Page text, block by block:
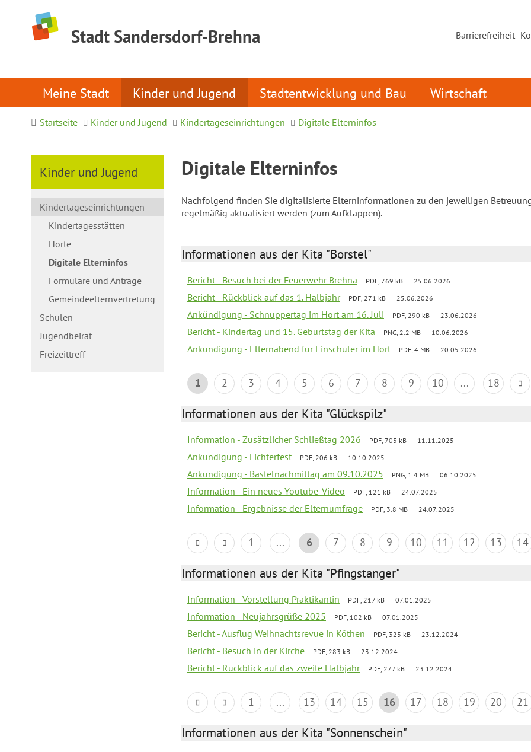
Stadt Sandersdorf-Brehna Barrierefreiheit
Meine Stadt Kinder und Jugend Stadtentwicklung und Bau Wirtschaft
Startseite Kinder und Jugend Kindertageseinrichtungen Digitale Elterninfos
Kinder und Jugend
Kindertageseinrichtungen
Kindertagesstätten
Horte
Digitale Elterninfos
Formulare und Anträge
Gemeindeelternvertretung
Schulen
Jugendbeirat
Freizeittreff
Digitale Elterninfos
Nachfolgend finden Sie digitalisierte Elterninformationen zu den jeweiligen
regelmäßig aktualisiert werden (zum Aufklappen).
Informationen aus der Kita "Borstel"
Bericht - Besuch bei der Feuerwehr Brehna PDF, 769 kB 25.06.2026
Bericht - Rückblick auf das 1. Halbjahr PDF, 271 kB 25.06.2026
Ankündigung - Schnuppertag im Hort am 16. Juli PDF, 290 kB 23.06.2026
Bericht - Kindertag und 15. Geburtstag der Kita PNG, 2.2 MB 10.06.2026
Ankündigung - Elternabend für Einschüler im Hort PDF, 4 MB 20.05.2026
1 2 3 4 5 6 7 8 9 10 ... 18
Informationen aus der Kita "Glückspilz"
Information - Zusätzlicher Schließtag 2026 PDF, 703 kB 11.11.2025
Ankündigung - Lichterfest PDF, 206 kB 10.10.2025
Ankündigung - Bastelnachmittag am 09.10.2025 PNG, 1.4 MB 06.10.2025
Information - Ein neues Youtube-Video PDF, 121 kB 24.07.2025
Information - Ergebnisse der Elternumfrage PDF, 3.8 MB 24.07.2025
1 ... 6 7 8 9 10 11 12 13 14
Informationen aus der Kita "Pfingstanger"
Information - Vorstellung Praktikantin PDF, 217 kB 07.01.2025
Information - Neujahrsgrüße 2025 PDF, 102 kB 07.01.2025
Bericht - Ausflug Weihnachtsrevue in Köthen PDF, 323 kB 23.12.2024
Bericht - Besuch in der Kirche PDF, 283 kB 23.12.2024
Bericht - Rückblick auf das zweite Halbjahr PDF, 277 kB 23.12.2024
1 ... 13 14 15 16 17 18 19 20 21
Informationen aus der Kita "Sonnenschein"